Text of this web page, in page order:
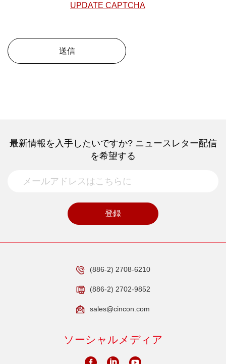
UPDATE CAPTCHA
送信
最新情報を入手したいですか? ニュースレター配信
を希望する
登録
(886-2) 2708-6210
(886-2) 2702-9852
sales@cincon.com
ソーシャルメディア